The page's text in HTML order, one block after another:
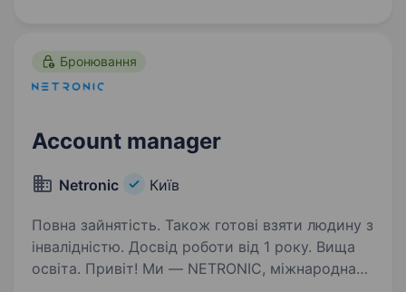
Бронювання
Account manager
Netronic Київ
Повна зайнятість. Також готові взяти людину з
інвалідністю. Досвід роботи від 1 року. Вища
освіта. Привіт! Ми — NETRONIC, міжнародна